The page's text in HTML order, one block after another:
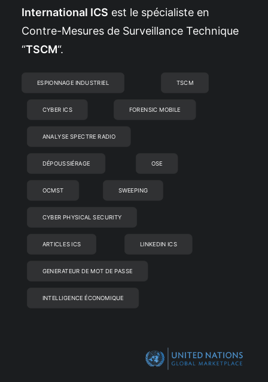
International ICS est le spécialiste en
Contre-Mesures de Surveillance Technique
“TSCM“.
ESPIONNAGE INDUSTRIEL TSCM
CYBER ICS FORENSIC MOBILE
ANALYSE SPECTRE RADIO
DÉPOUSSIÉRAGE OSE
OCMST SWEEPING
CYBER PHYSICAL SECURITY
ARTICLES ICS LINKEDIN ICS
GENERATEUR DE MOT DE PASSE
INTELLIGENCE ÉCONOMIQUE